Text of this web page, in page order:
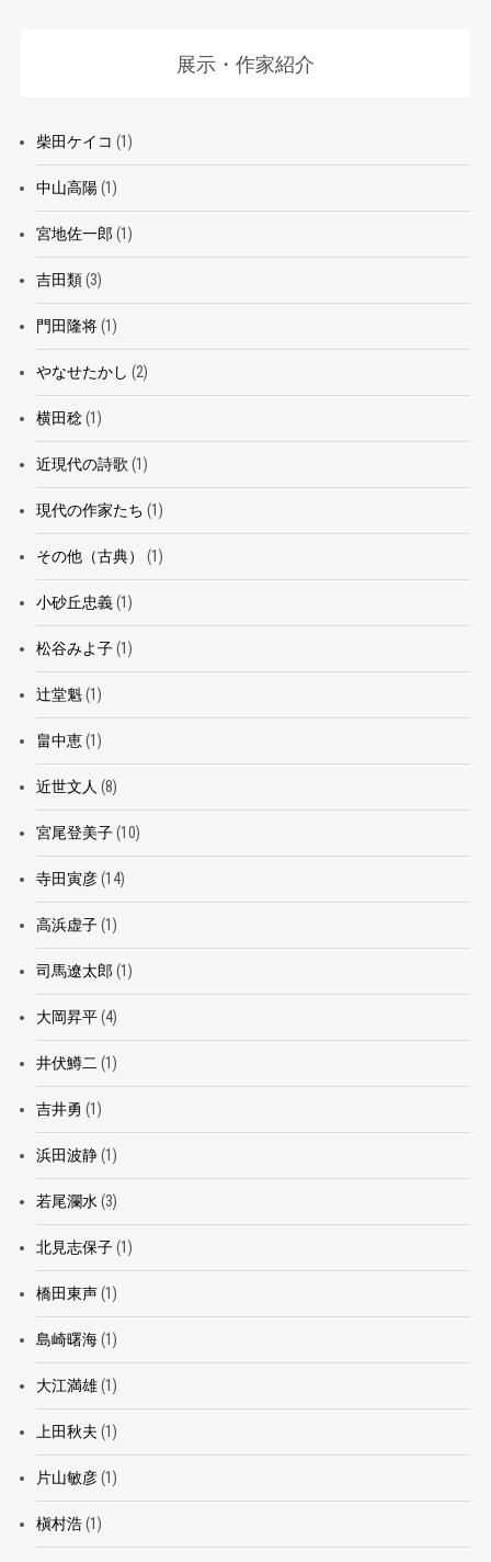
展示・作家紹介
柴田ケイコ (1)
中山高陽(1)
宮地佐一郎 (1)
吉田類(3)
門田隆将(1)
やなせたかし (2)
横田稔(1)
近現代の詩歌 (1)
現代の作家たち (1)
その他（古典） (1)
小砂丘忠義(1)
松谷みよ子(1)
辻堂魁(1)
畠中恵(1)
近世文人 (8)
宮尾登美子(10)
寺田寅彦(14)
高浜虚子(1)
司馬遼太郎 (1)
大岡昇平(4)
井伏鱒二(1)
吉井勇 (1)
浜田波静(1)
若尾瀾水(3)
北見志保子(1)
橋田東声(1)
島崎曙海(1)
大江満雄(1)
上田秋夫 (1)
片山敏彦(1)
槇村浩(1)